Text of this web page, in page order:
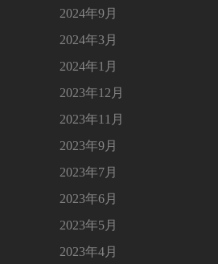
2024年9月
2024年3月
2024年1月
2023年12月
2023年11月
2023年9月
2023年7月
2023年6月
2023年5月
2023年4月